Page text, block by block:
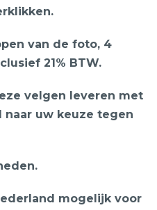
van de foto, 4
21% BTW.
velgen leveren met
uw keuze tegen
mogelijk voor